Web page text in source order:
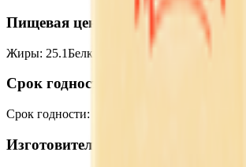
Пищевая ценность на 100г
Жиры: 25.1Белки Калории
Срок годности
Срок годности:
Изготовитель